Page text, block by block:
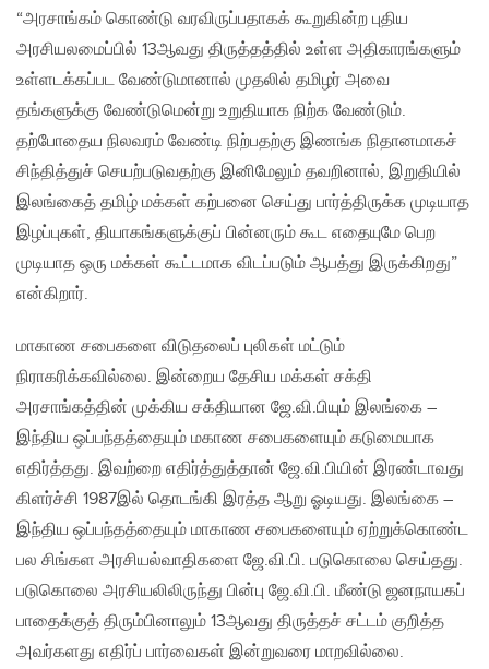
“அரசாங்கம் கொண்டு வரவிருப்பதாகக் கூறுகின்ற புதிய
அரசியலமைப்பில் 13ஆவது திருத்தத்தில் உள்ள அதிகாரங்களும்
உள்ளடக்கப்பட வேண்டுமானால் முதலில் தமிழர் அவை
தங்களுக்கு வேண்டுமென்று உறுதியாக நிற்க வேண்டும்.
தற்போதைய நிலவரம் வேண்டி நிற்பதற்கு இணங்க நிதானமாகச்
சிந்தித்துச் செயற்படுவதற்கு இனிமேலும் தவறினால், இறுதியில்
இலங்கைத் தமிழ் மக்கள் கற்பனை செய்து பார்த்திருக்க முடியாத
இழப்புகள், தியாகங்களுக்குப் பின்னரும் கூட எதையுமே பெற
முடியாத ஒரு மக்கள் கூட்டமாக விடப்படும் ஆபத்து இருக்கிறது”
என்கிறார்.
மாகாண சபைகளை விடுதலைப் புலிகள் மட்டும்
நிராகரிக்கவில்லை. இன்றைய தேசிய மக்கள் சக்தி
அரசாங்கத்தின் முக்கிய சக்தியான ஜே.வி.பியும் இலங்கை –
இந்திய ஒப்பந்தத்தையும் மகாண சபைகளையும் கடுமையாக
எதிர்த்தது. இவற்றை எதிர்த்துத்தான் ஜே.வி.பியின் இரண்டாவது
கிளர்ச்சி 1987இல் தொடங்கி இரத்த ஆறு ஓடியது. இலங்கை –
இந்திய ஒப்பந்தத்தையும் மாகாண சபைகளையும் ஏற்றுக்கொண்ட
பல சிங்கள அரசியல்வாதிகளை ஜே.வி.பி. படுகொலை செய்தது.
படுகொலை அரசியலிலிருந்து பின்பு ஜே.வி.பி. மீண்டு ஜனநாயகப்
பாதைக்குத் திரும்பினாலும் 13ஆவது திருத்தச் சட்டம் குறித்த
அவர்களது எதிர்ப் பார்வைகள் இன்றுவரை மாறவில்லை.